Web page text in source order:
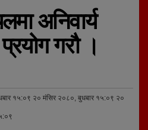
अनिवार्य
गरौ ।
१५:०९ २० मंसिर २०८०, बुधबार १५:०९ २०